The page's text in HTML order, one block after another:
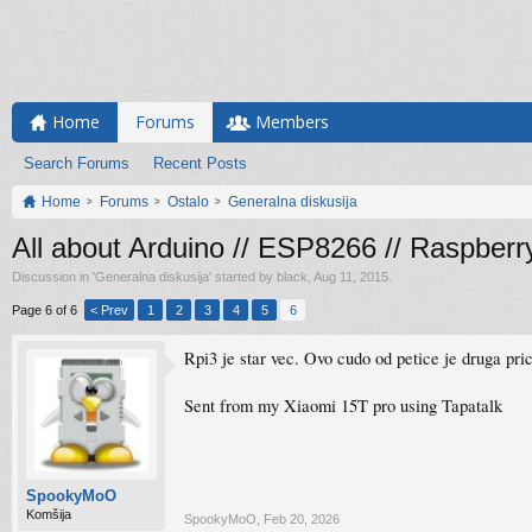
Home Forums
Search Forums Recent Posts
Members
Home Forums Ostalo Generalna diskusija
All about Arduino // ESP8266 //
Discussion in 'Generalna diskusija' started by black Aug 11, 2015
Page 6 of 6 < Prev 1 2 3 4 5 6
SpookyMoO
Komšija
Rpi3 je star vec. Ovo cudo od petice je druga
Sent from my Xiaomi 15T pro using Tapatalk
SpookyMoO Feb 20, 2026